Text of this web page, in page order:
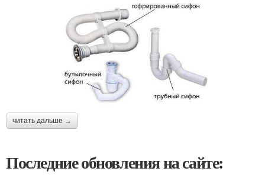
читать дальше →
Последние обновления на сайте: